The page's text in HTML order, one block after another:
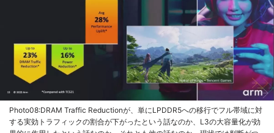
Photo08:DRAM Traffic Reductionが、単にLPDDR5への移行でフル帯域に対
する実効トラフィックの割合が下がったという話なのか、L3の大容量化が効